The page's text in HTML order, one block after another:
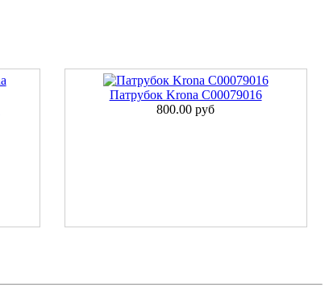
Патрубок Krona C00079016
800.00 руб